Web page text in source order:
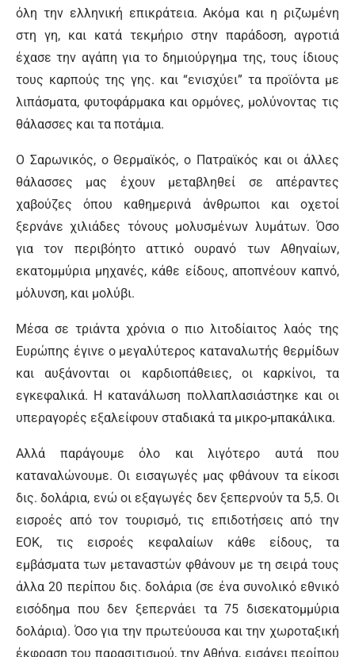
όλη την ελληνική επικράτεια. Ακόμα και η ριζωμένη
στη γη, και κατά τεκμήριο στην παράδοση, αγροτιά
έχασε την αγάπη για το δημιούργημα της, τους ίδιους
τους καρπούς της γης. και “ενισχύει” τα προϊόντα με
λιπάσματα, φυτοφάρμακα και ορμόνες, μολύνοντας τις
θάλασσες και τα ποτάμια.
Ο Σαρωνικός, ο Θερμαϊκός, ο Πατραϊκός και οι άλλες
θάλασσες μας έχουν μεταβληθεί σε απέραντες
χαβούζες όπου καθημερινά άνθρωποι και οχετοί
ξερνάνε χιλιάδες τόνους μολυσμένων λυμάτων. Όσο
για τον περιβόητο αττικό ουρανό των Αθηναίων,
εκατομμύρια μηχανές, κάθε είδους, αποπνέουν καπνό,
μόλυνση, και μολύβι.
Μέσα σε τριάντα χρόνια ο πιο λιτοδίαιτος λαός της
Ευρώπης έγινε ο μεγαλύτερος καταναλωτής θερμίδων
και αυξάνονται οι καρδιοπάθειες, οι καρκίνοι, τα
εγκεφαλικά. Η κατανάλωση πολλαπλασιάστηκε και οι
υπεραγορές εξαλείφουν σταδιακά τα μικρο-μπακάλικα.
Αλλά παράγουμε όλο και λιγότερο αυτά που
καταναλώνουμε. Οι εισαγωγές μας φθάνουν τα είκοσι
δις. δολάρια, ενώ οι εξαγωγές δεν ξεπερνούν τα 5,5. Οι
εισροές από τον τουρισμό, τις επιδοτήσεις από την
ΕΟΚ, τις εισροές κεφαλαίων κάθε είδους, τα
εμβάσματα των μεταναστών φθάνουν με τη σειρά τους
άλλα 20 περίπου δις. δολάρια (σε ένα συνολικό εθνικό
εισόδημα που δεν ξεπερνάει τα 75 δισεκατομμύρια
δολάρια). Όσο για την πρωτεύουσα και την χωροταξική
έκφραση του παρασιτισμού, την Αθήνα, εισάγει περίπου